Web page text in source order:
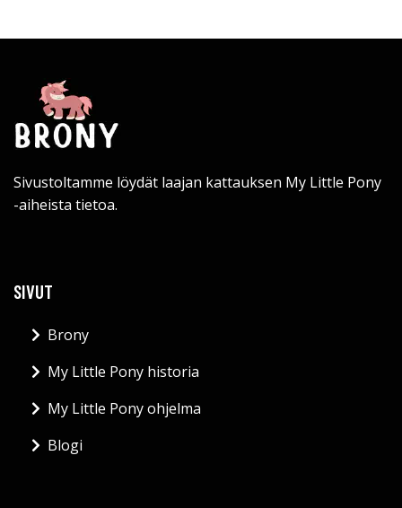
Sivustoltamme löydät laajan kattauksen My Little Pony
-aiheista tietoa.
SIVUT
Brony
My Little Pony historia
My Little Pony ohjelma
Blogi